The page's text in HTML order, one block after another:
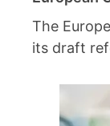
The
its draft